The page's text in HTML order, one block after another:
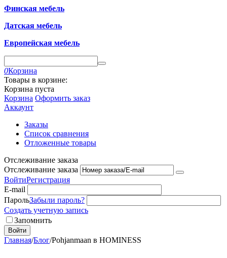
Финская мебель
Датская мебель
Европейская мебель
0Корзина
Товары в корзине:
Корзина пуста
Корзина Оформить заказ
Аккаунт
Заказы
Список сравнения
Отложенные товары
Отслеживание заказа
Отслеживание заказа
ВойтиРегистрация
E-mail
ПарольЗабыли пароль?
Создать учетную запись
Запомнить
Войти
Главная/Блог/Pohjanmaan в HOMINESS